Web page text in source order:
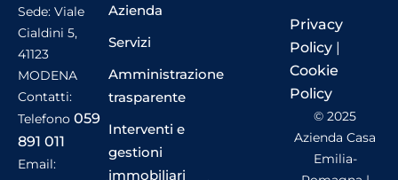
Sede: Viale
Cialdini 5,
41123
MODENA
Contatti:
Telefono 059
891 011
Email:
Azienda
Servizi
Amministrazione
trasparente
Interventi e
gestioni
immobiliari
Privacy
Policy |
Cookie
Policy
© 2025
Azienda Casa
Emilia-